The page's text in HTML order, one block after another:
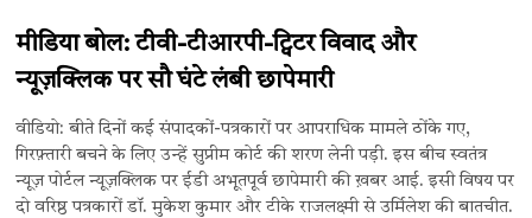
मीडिया बोल: टीवी-टीआरपी-ट्विटर विवाद और
न्यूज़क्लिक पर सौ घंटे लंबी छापेमारी
वीडियो: बीते दिनों कई संपादकों-पत्रकारों पर आपराधिक मामले ठोंके गए,
गिरफ़्तारी बचने के लिए उन्हें सुप्रीम कोर्ट की शरण लेनी पड़ी. इस बीच स्वतंत्र
न्यूज़ पोर्टल न्यूज़क्लिक पर ईडी अभूतपूर्व छापेमारी की ख़बर आई. इसी विषय पर
दो वरिष्ठ पत्रकारों डॉ. मुकेश कुमार और टीके राजलक्ष्मी से उर्मिलेश की बातचीत.